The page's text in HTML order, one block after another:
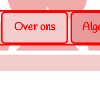
Menu overslaan
Over ons